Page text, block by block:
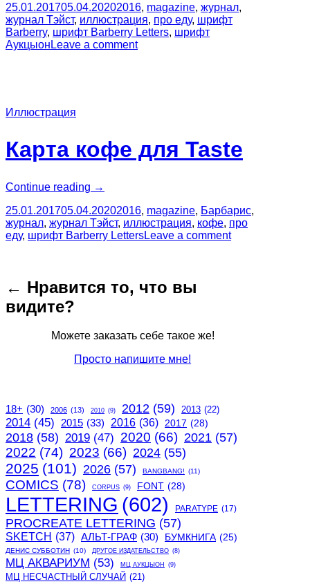
и
сложные
для
Taste”
25.01.201705.04.20202016, magazine, журнал,
журнал Тэйст, иллюстрация, про еду, шрифт
Barberry, шрифт Barberry Letters, шрифт
Аукцыон Leave a comment
Иллюстрация
Карта кофе для Taste
Continue reading “Карта
для
Taste”
→
25.01.201705.04.20202016, magazine, Барбарис,
журнал, журнал Тэйст, иллюстрация, кофе, про
еду, шрифт Barberry LettersLeave a comment
← Нравится то, что вы
видите?
Можете заказать себе такое же!
Просто напишите мне!
18+ (30) 2006 (13) 2010 (9) 2012 (59) 2013 (22)
2014 (45) 2015 (33) 2016 (36) 2017 (28)
2018 (58) 2019 (47) 2020 (66) 2021 (57)
2022 (74) 2023 (66) 2024 (55)
2025 (101) 2026 (57) BANGBANG! (11)
COMICS (78) CORPUS (9) FONT (28)
LETTERING (602) PARATYPE (17)
PROCREATE LETTERING (57)
SKETCH (37) АЛЬТ-ГРАФ (30) БУМКНИГА (25)
ДЕНИС СУББОТИН (10) ДРУГОЕ ИЗДАТЕЛЬСТВО (8)
МЦ АКВАРИУМ (53) МЦ АУКЦЫОН (9)
МЦ НЕСЧАСТНЫЙ СЛУЧАЙ (21)